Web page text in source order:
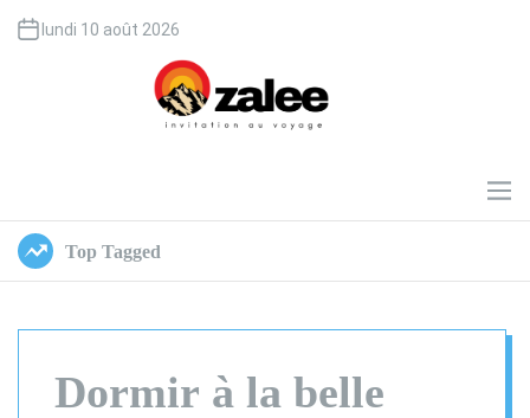
n
lundi 10 août 2026
l
e
e
M
e
Top Tagged
Dormir à la belle